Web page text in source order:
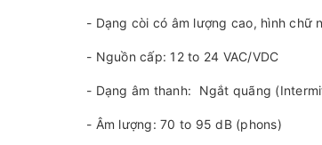
- Dạng còi có âm lượng cao, hình chữ
- Nguồn cấp: 12 to 24 VAC/VDC
- Dạng âm thanh: Ngắt quãng
- Âm lượng: 70 to 95 dB (phons)